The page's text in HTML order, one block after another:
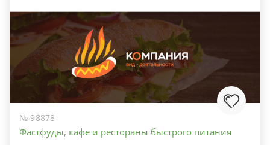
№ 98878
Фастфуды, кафе и рестораны быстрого питания